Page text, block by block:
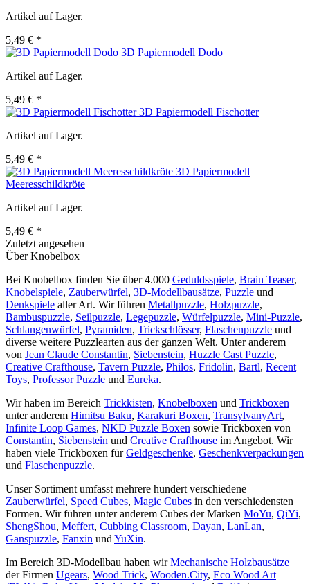
Artikel auf Lager.
5,49 € *
3D Papiermodell Dodo
Artikel auf Lager.
5,49 € *
3D Papiermodell Fischotter
Artikel auf Lager.
5,49 € *
3D Papiermodell
Meeresschildkröte
Artikel auf Lager.
5,49 € *
Zuletzt angesehen
Über Knobelbox
Bei Knobelbox finden Sie über 4.000 Geduldsspiele, Brain Teaser,
Knobelspiele, Zauberwürfel, 3D-Modellbausätze, Puzzle und
Denkspiele aller Art. Wir führen Metallpuzzle, Holzpuzzle,
Bambuspuzzle, Seilpuzzle, Legepuzzle, Würfelpuzzle, Mini-Puzzle,
Schlangenwürfel, Pyramiden, Trickschlösser, Flaschenpuzzle und
diverse weitere Puzzlearten aus der ganzen Welt. Unter anderem
von Jean Claude Constantin, Siebenstein, Huzzle Cast Puzzle,
Creative Crafthouse, Tavern Puzzle, Philos, Fridolin, Bartl, Recent
Toys, Professor Puzzle und Eureka.
Wir haben im Bereich Trickkisten, Knobelboxen und Trickboxen
unter anderem Himitsu Baku, Karakuri Boxen, TransylvanyArt,
Infinite Loop Games, NKD Puzzle Boxen sowie Trickboxen von
Constantin, Siebenstein und Creative Crafthouse im Angebot. Wir
haben viele Trickboxen fürGeldgeschenke, Geschenkverpackungen
und Flaschenpuzzle.
Unser Sortiment umfasst mehrere hundert verschiedene
Zauberwürfel, Speed Cubes, Magic Cubes in den verschiedensten
Formen. Wir führen unter anderem Cubes der Marken MoYu, QiYi,
ShengShou, Meffert, Cubbing Classroom, Dayan, LanLan,
Ganspuzzle, Fanxin und YuXin.
Im Bereich 3D-Modellbau haben wirMechanische Holzbausätze
der Firmen Ugears, Wood Trick, Wooden.City, Eco Wood Art